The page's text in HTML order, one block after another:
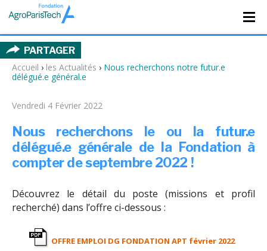
PARTAGER
Accueil › les Actualités › Nous recherchons notre futur.e
délégué.e général.e
Vendredi 4 Février 2022
Nous recherchons le ou la futur.e
délégué.e générale de la Fondation à
compter de septembre 2022 !
Découvrez le détail du poste (missions et profil
recherché) dans l’offre ci-dessous :
OFFRE EMPLOI DG FONDATION APT février 2022